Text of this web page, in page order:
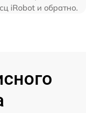
iRobot и обратно.